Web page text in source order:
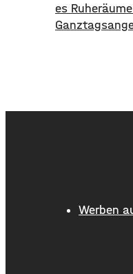
es
im Open-
Werben